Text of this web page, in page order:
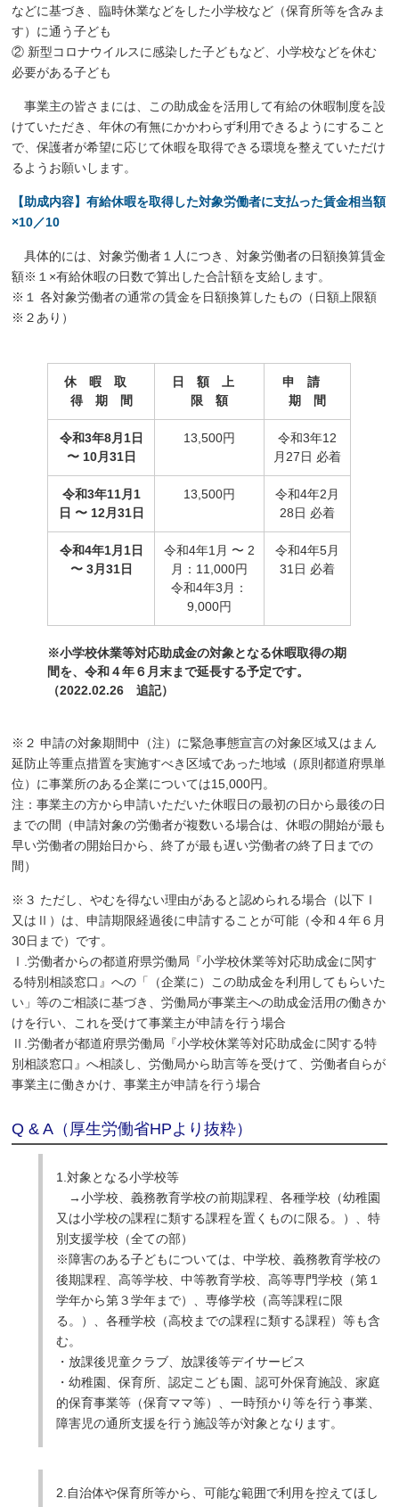
などに基づき、臨時休業などをした小学校など（保育所等を含みま
す）に通う子ども
② 新型コロナウイルスに感染した子どもなど、小学校などを休む
必要がある子ども
事業主の皆さまには、この助成金を活用して有給の休暇制度を設
けていただき、年休の有無にかかわらず利用できるようにすること
で、保護者が希望に応じて休暇を取得できる環境を整えていただけ
るようお願いします。
【助成内容】有給休暇を取得した対象労働者に支払った賃金相当額
×10／10
具体的には、対象労働者１人につき、対象労働者の日額換算賃金
額※１×有給休暇の日数で算出した合計額を支給します。
※１ 各対象労働者の通常の賃金を日額換算したもの（日額上限額
※２あり）
休 暇 取
得 期 間
日 額 上
限 額
申 請
期 間
令和3年8月1日
〜 10月31日
13,500円
令和3年12
月27日 必着
令和3年11月1
日 〜 12月31日
13,500円
令和4年2月
28日 必着
令和4年1月1日
〜 3月31日
令和4年1月 〜 2
月：11,000円
令和4年3月：
9,000円
令和4年5月
31日 必着
※小学校休業等対応助成金の対象となる休暇取得の期
間を、令和４年６月末まで延長する予定です。
（2022.02.26 追記）
※２ 申請の対象期間中（注）に緊急事態宣言の対象区域又はまん
延防止等重点措置を実施すべき区域であった地域（原則都道府県単
位）に事業所のある企業については15,000円。
注：事業主の方から申請いただいた休暇日の最初の日から最後の日
までの間（申請対象の労働者が複数いる場合は、休暇の開始が最も
早い労働者の開始日から、終了が最も遅い労働者の終了日までの
間）
※３ ただし、やむを得ない理由があると認められる場合（以下Ⅰ
又はⅡ）は、申請期限経過後に申請することが可能（令和４年６月
30日まで）です。
Ⅰ.労働者からの都道府県労働局『小学校休業等対応助成金に関す
る特別相談窓口』への「（企業に）この助成金を利用してもらいた
い」等のご相談に基づき、労働局が事業主への助成金活用の働きか
けを行い、これを受けて事業主が申請を行う場合
Ⅱ.労働者が都道府県労働局『小学校休業等対応助成金に関する特
別相談窓口』へ相談し、労働局から助言等を受けて、労働者自らが
事業主に働きかけ、事業主が申請を行う場合
Q & A（厚生労働省HPより抜粋）
1.対象となる小学校等
→小学校、義務教育学校の前期課程、各種学校（幼稚園
又は小学校の課程に類する課程を置くものに限る。）、特
別支援学校（全ての部）
※障害のある子どもについては、中学校、義務教育学校の
後期課程、高等学校、中等教育学校、高等専門学校（第１
学年から第３学年まで）、専修学校（高等課程に限
る。）、各種学校（高校までの課程に類する課程）等も含
む。
・放課後児童クラブ、放課後等デイサービス
・幼稚園、保育所、認定こども園、認可外保育施設、家庭
的保育事業等（保育ママ等）、一時預かり等を行う事業、
障害児の通所支援を行う施設等が対象となります。
2.自治体や保育所等から、可能な範囲で利用を控えてほし